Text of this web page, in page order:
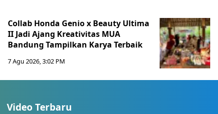
Collab Honda Genio x Beauty Ultima
II Jadi Ajang Kreativitas MUA
Bandung Tampilkan Karya Terbaik
7 Agu 2026, 3:02 PM
Video Terbaru